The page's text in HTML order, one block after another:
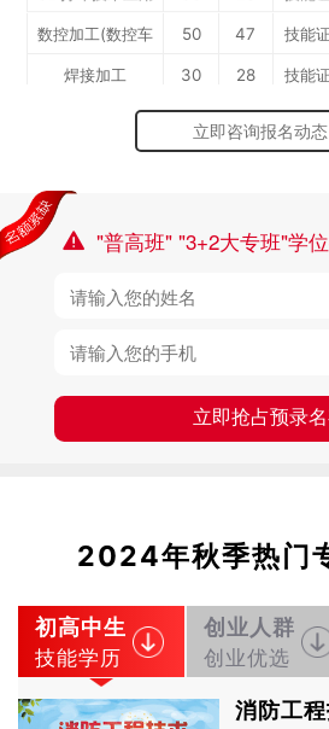
数控加工(数控车
工）
50 47 技能
焊接加工 30 28 技能
消防工程技术 150 141 技能
农业机械运维 30 28 技能
通信运营服务
计算机应用与维修 50 47 技能
轨道交通车辆运检 50
铁路客运服务 150
新能源汽车技术 150 141 技能
公路施工与养护
立即咨询报名动
 "普高班" "3+2大专班"学
立即抢占预录
2024年秋季热门
初高中生
技能学历
创业人群
创业优选
消防工